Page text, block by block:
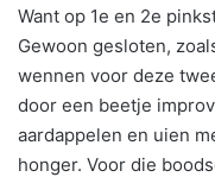
Want op 1e en 2e
Gewoon gesloten,
wennen voor deze
door een beetje
aardappelen en uien
honger. Voor die